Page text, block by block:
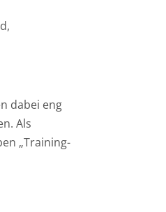
dabei eng
Als
„Training-